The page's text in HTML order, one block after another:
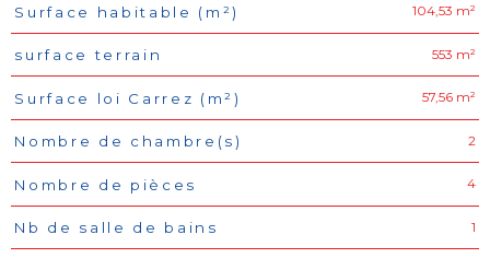
Surface habitable (m²) 104,53 m²
surface terrain 553 m²
Surface loi Carrez (m²) 57,56 m²
Nombre de chambre(s) 2
Nombre de pièces 4
Nb de salle de bains 1